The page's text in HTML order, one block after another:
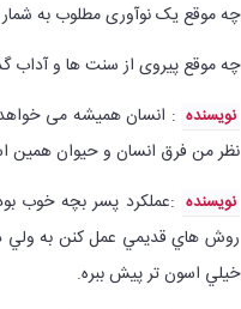
چه موقع یک نوآوری مطلوب به
چه موقع پیروی از سنت ها و آداب
نویسنده : انسان همیشه می خواهد
نظر من فرق انسان و حیوان همین
نویسنده :‌عملکرد پسر بچه خوب
روش هاي قديمي عمل کنن به ولي
خيلي اسون تر پيش ببره.